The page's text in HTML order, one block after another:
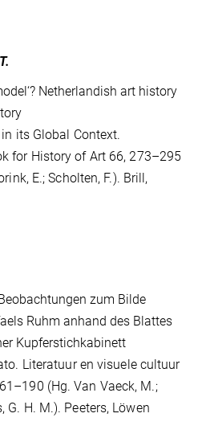
Netherlandish art history
its Global Context.
for History of Art 66, 273–295
E.; Scholten, F.). Brill,
zum Bilde
Ruhm anhand des Blattes
Kupferstichkabinett
Literatuur en visuele cultuur
(Hg. Van Vaeck, M.;
G. H. M.). Peeters, Löwen